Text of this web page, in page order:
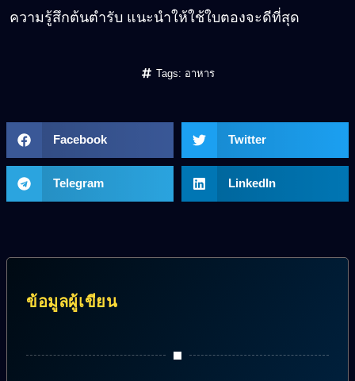
ความรู้สึกต้นตำรับ แนะนำให้ใช้ใบตองจะดีที่สุด
Tags: อาหาร
Facebook Twitter
Telegram LinkedIn
ข้อมูลผู้เขียน